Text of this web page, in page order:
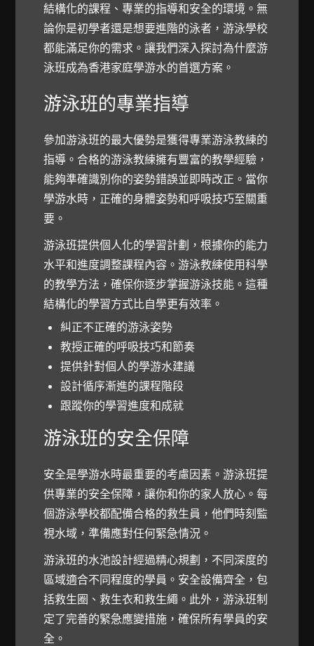
結構化的課程、專業的指導和安全的環境。無
論你是初學者還是想要進階的泳者，游泳學校
都能滿足你的需求。讓我們深入探討為什麼游
泳班成為香港家庭學游水的首選方案。
游泳班的專業指導
參加游泳班的最大優勢是獲得專業游泳教練的
指導。合格的游泳教練擁有豐富的教學經驗，
能夠準確識別你的姿勢錯誤並即時改正。當你
學游水時，正確的身體姿勢和呼吸技巧至關重
要。
游泳班提供個人化的學習計劃，根據你的能力
水平和進度調整課程內容。游泳教練使用科學
的教學方法，確保你逐步掌握游泳技能。這種
結構化的學習方式比自學更有效率。
糾正不正確的游泳姿勢
教授正確的呼吸技巧和節奏
提供針對個人的學游水建議
設計循序漸進的課程階段
跟蹤你的學習進度和成就
游泳班的安全保障
安全是學游水時最重要的考慮因素。游泳班提
供專業的安全保障，讓你和你的家人放心。每
個游泳學校都配備合格的救生員，他們時刻監
視水域，準備應對任何緊急情況。
游泳班的水池設計經過精心規劃，不同深度的
區域適合不同程度的學員。安全設備齊全，包
括救生圈、救生衣和救生繩。此外，游泳班制
定了完善的緊急應變措施，確保所有學員的安
全。